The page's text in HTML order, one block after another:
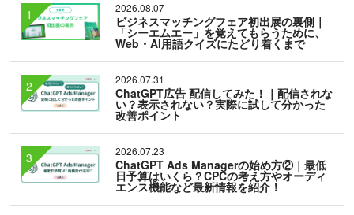
2026.08.07
ビジネスマッチングフェア初出展の裏側｜
「シーエムエー」を覚えてもらうために、
Web・AI用語クイズにたどり着くまで
2026.07.31
ChatGPT広告 配信してみた！｜配信されな
い？表示されない？実際に試して分かった
改善ポイント
2026.07.23
ChatGPT Ads Managerの始め方②｜最低
日予算はいくら？CPCの考え方やオーディ
エンス機能など最新情報を紹介！